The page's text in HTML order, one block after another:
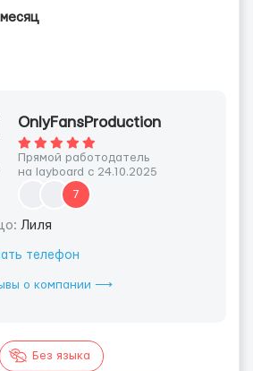
OnlyFansProduction
Прямой работодатель
на layboard с 24.10.2025
7
Лиля
телефон
о компании ⟶
Без языка